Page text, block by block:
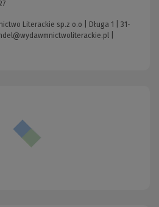
Literackie sp.z o.o | Długa 1 | 31-